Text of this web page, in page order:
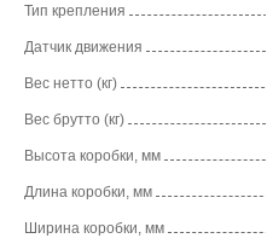
Тип крепления
Датчик движения
Вес нетто (кг)
Вес брутто (кг)
Высота коробки, мм
Длина коробки, мм
Ширина коробки, мм